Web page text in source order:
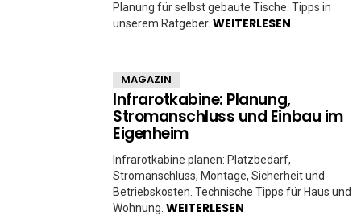
Planung für selbst gebaute Tische. Tipps in
unserem Ratgeber. WEITERLESEN
MAGAZIN
Infrarotkabine: Planung,
Stromanschluss und Einbau im
Eigenheim
Infrarotkabine planen: Platzbedarf,
Stromanschluss, Montage, Sicherheit und
Betriebskosten. Technische Tipps für Haus und
Wohnung. WEITERLESEN